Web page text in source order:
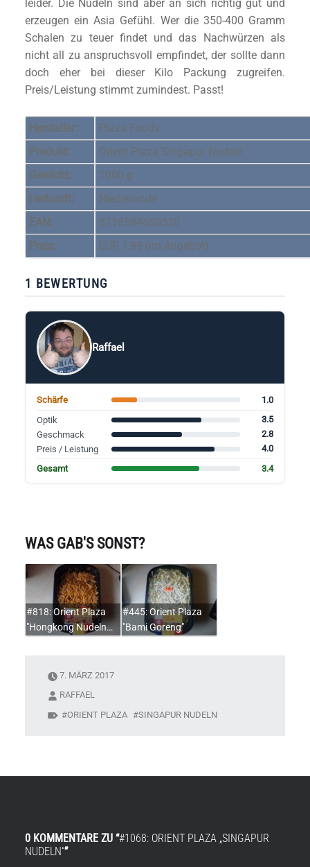
leider. Die Nudeln sind aber an sich richtig gut und
erzeugen ein Asia Gefühl. Wer die 350-400 Gramm
Schalen zu teuer findet und das Nachwürzen als
nicht all zu anspruchsvoll empfindet, der sollte dann
doch eher bei dieser Kilo Packung zugreifen.
Preis/Leistung stimmt zumindest. Passt!
Hersteller:
Plaza Foods
Produkt:
Orient Plaza Singapur Nudeln
Gewicht:
1000 g
Herkunft:
Niederlande
EAN:
8716584600520
Preis:
EUR 1,99 (im Angebot)
1 BEWERTUNG
Raffael
Schärfe
1.0
Optik
3.5
Geschmack
2.8
Preis / Leistung
4.0
Gesamt
3.4
WAS GAB'S SONST?
#818: Orient Plaza
"Hongkong Nudeln…
#445: Orient Plaza
"Bami Goreng"
7. MÄRZ 2017
RAFFAEL
ORIENT PLAZA
SINGAPUR NUDELN
0 KOMMENTARE ZU “#1068: ORIENT PLAZA „SINGAPUR
NUDELN“”